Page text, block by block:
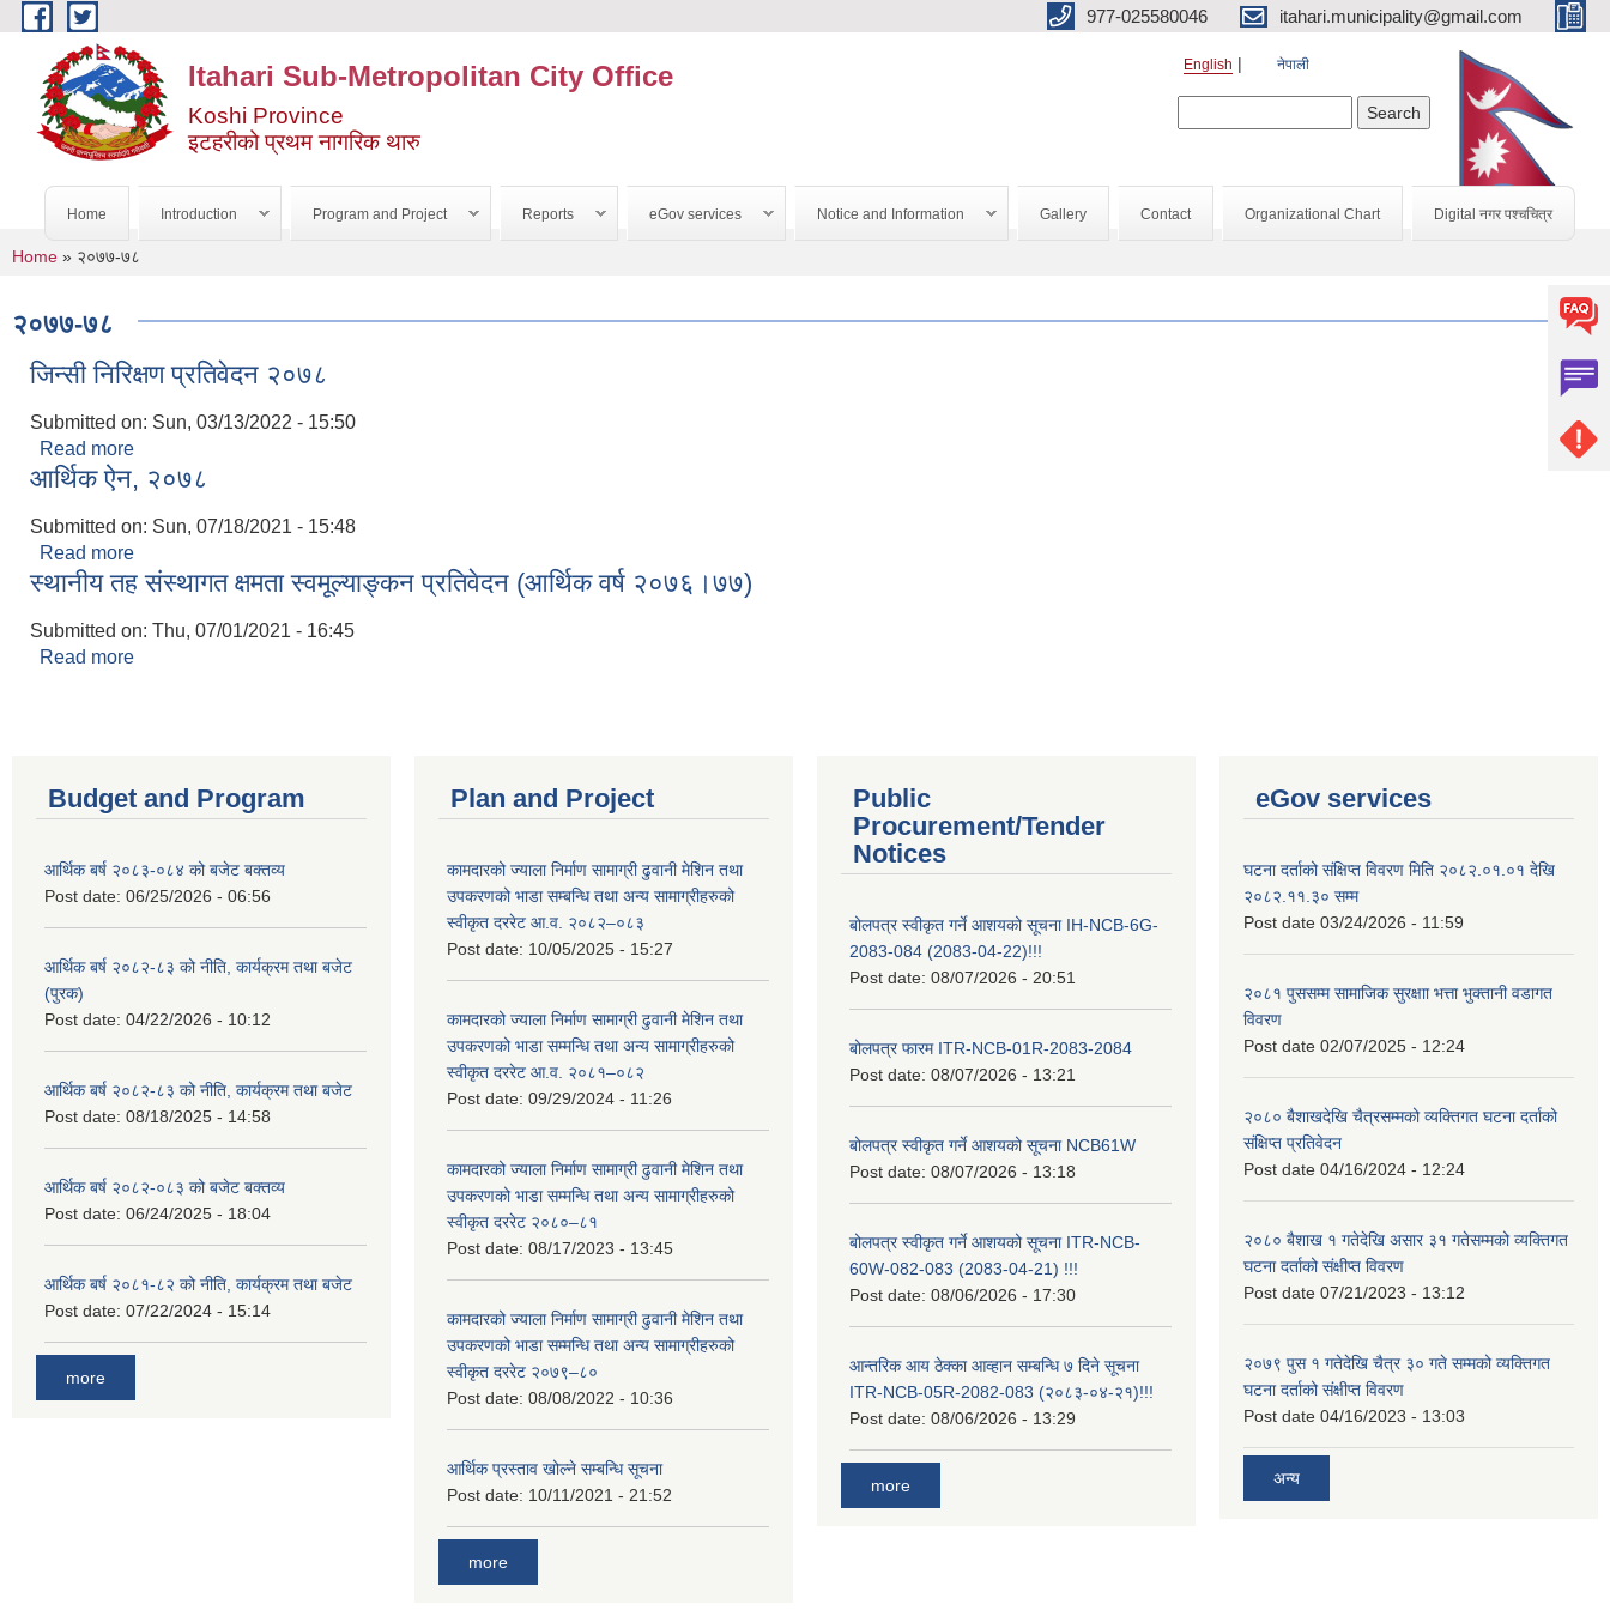
Skip to main content 977-025580046 itahari.municipality@gmail.com
Itahari Sub-Metropolitan City Office
Koshi Province
इटहरीको प्रथम नागरिक थारु
English नेपाली
Home Introduction Program and Project Reports eGov services Notice and Information Gallery Contact Organizational Chart Digital नगर पश्चचित्र
You are here
Home » २०७७-७८
२०७७-७८
जिन्सी निरिक्षण प्रतिवेदन २०७८
Submitted on: Sun, 03/13/2022 - 15:50
Read more
आर्थिक ऐन, २०७८
Submitted on: Sun, 07/18/2021 - 15:48
Read more
स्थानीय तह संस्थागत क्षमता स्वमूल्याङ्कन प्रतिवेदन (आर्थिक वर्ष २०७६।७७)
Submitted on: Thu, 07/01/2021 - 16:45
Read more
Budget and Program
आर्थिक बर्ष २०८३-०८४ को बजेट बक्तव्य
Post date: 06/25/2026 - 06:56
आर्थिक बर्ष २०८२-८३ को नीति, कार्यक्रम तथा बजेट
(पुरक)
Post date: 04/22/2026 - 10:12
आर्थिक बर्ष २०८२-८३ को नीति, कार्यक्रम तथा बजेट
Post date: 08/18/2025 - 14:58
आर्थिक बर्ष २०८२-०८३ को बजेट बक्तव्य
Post date: 06/24/2025 - 18:04
आर्थिक बर्ष २०८१-८२ को नीति, कार्यक्रम तथा बजेट
Post date: 07/22/2024 - 15:14
more
Plan and Project
कामदारको ज्याला निर्माण सामाग्री ढुवानी मेशिन तथा
उपकरणको भाडा सम्बन्धि तथा अन्य सामाग्रीहरुको
स्वीकृत दररेट आ.व. २०८२–०८३
Post date: 10/05/2025 - 15:27
कामदारको ज्याला निर्माण सामाग्री ढुवानी मेशिन तथा
उपकरणको भाडा सम्मन्धि तथा अन्य सामाग्रीहरुको
स्वीकृत दररेट आ.व. २०८१–०८२
Post date: 09/29/2024 - 11:26
कामदारको ज्याला निर्माण सामाग्री ढुवानी मेशिन तथा
उपकरणको भाडा सम्मन्धि तथा अन्य सामाग्रीहरुको
स्वीकृत दररेट २०८०–८१
Post date: 08/17/2023 - 13:45
कामदारको ज्याला निर्माण सामाग्री ढुवानी मेशिन तथा
उपकरणको भाडा सम्मन्धि तथा अन्य सामाग्रीहरुको
स्वीकृत दररेट २०७९–८०
Post date: 08/08/2022 - 10:36
आर्थिक प्रस्ताव खोल्ने सम्बन्धि सूचना
Post date: 10/11/2021 - 21:52
more
Public
Procurement/Tender
Notices
बोलपत्र स्वीकृत गर्ने आशयको सूचना IH-NCB-6G-
2083-084 (2083-04-22)!!!
Post date: 08/07/2026 - 20:51
बोलपत्र फारम ITR-NCB-01R-2083-2084
Post date: 08/07/2026 - 13:21
बोलपत्र स्वीकृत गर्ने आशयको सूचना NCB61W
Post date: 08/07/2026 - 13:18
बोलपत्र स्वीकृत गर्ने आशयको सूचना ITR-NCB-
60W-082-083 (2083-04-21) !!!
Post date: 08/06/2026 - 17:30
आन्तरिक आय ठेक्का आव्हान सम्बन्धि ७ दिने सूचना
ITR-NCB-05R-2082-083 (२०८३-०४-२१)!!!
Post date: 08/06/2026 - 13:29
more
eGov services
घटना दर्ताको संक्षिप्त विवरण मिति २०८२.०१.०१ देखि
२०८२.११.३० सम्म
Post date 03/24/2026 - 11:59
२०८१ पुससम्म सामाजिक सुरक्षाा भत्ता भुक्तानी वडागत
विवरण
Post date 02/07/2025 - 12:24
२०८० बैशाखदेखि चैत्रसम्मको व्यक्तिगत घटना दर्ताको
संक्षिप्त प्रतिवेदन
Post date 04/16/2024 - 12:24
२०८० बैशाख १ गतेदेखि असार ३१ गतेसम्मको व्यक्तिगत
घटना दर्ताको संक्षीप्त विवरण
Post date 07/21/2023 - 13:12
२०७९ पुस १ गतेदेखि चैत्र ३० गते सम्मको व्यक्तिगत
घटना दर्ताको संक्षीप्त विवरण
Post date 04/16/2023 - 13:03
अन्य